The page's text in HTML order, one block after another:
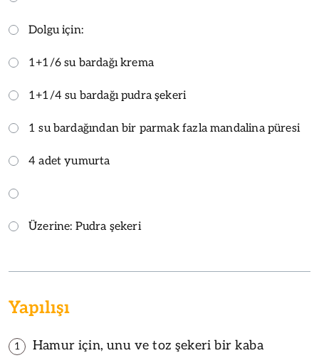
Dolgu için:
1+1/6 su bardağı krema
1+1/4 su bardağı pudra şekeri
1 su bardağından bir parmak fazla mandalina püresi
4 adet yumurta
Üzerine: Pudra şekeri
Yapılışı
1
Hamur için, unu ve toz şekeri bir kaba